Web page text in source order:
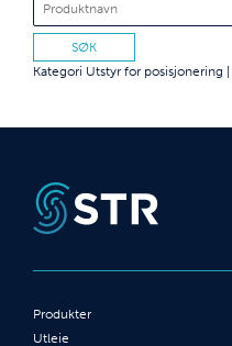
Kategori Utstyr for posisjonering
Produkter
Utleie